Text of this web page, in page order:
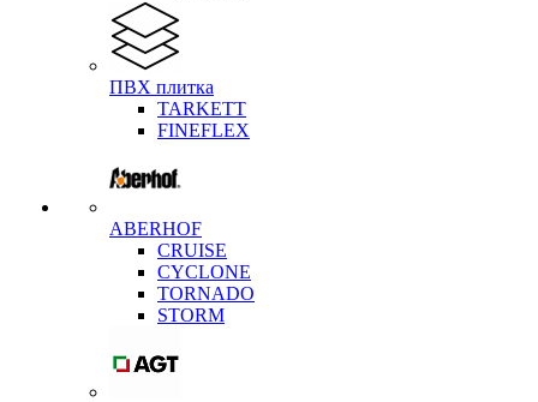
ПВХ плитка
TARKETT
FINEFLEX
ABERHOF
CRUISE
CYCLONE
TORNADO
STORM